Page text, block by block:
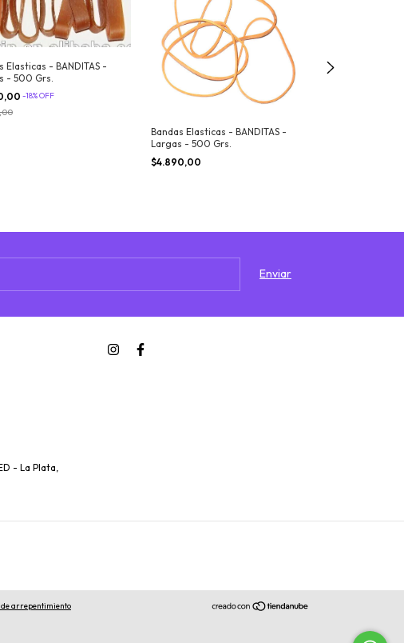
Elasticas - BANDITAS -
- 500 Grs.
-18%OFF
Bandas Elasticas - BANDITAS -
Largas - 500 Grs.
$4.890,00
- La Plata,
de arrepentimiento